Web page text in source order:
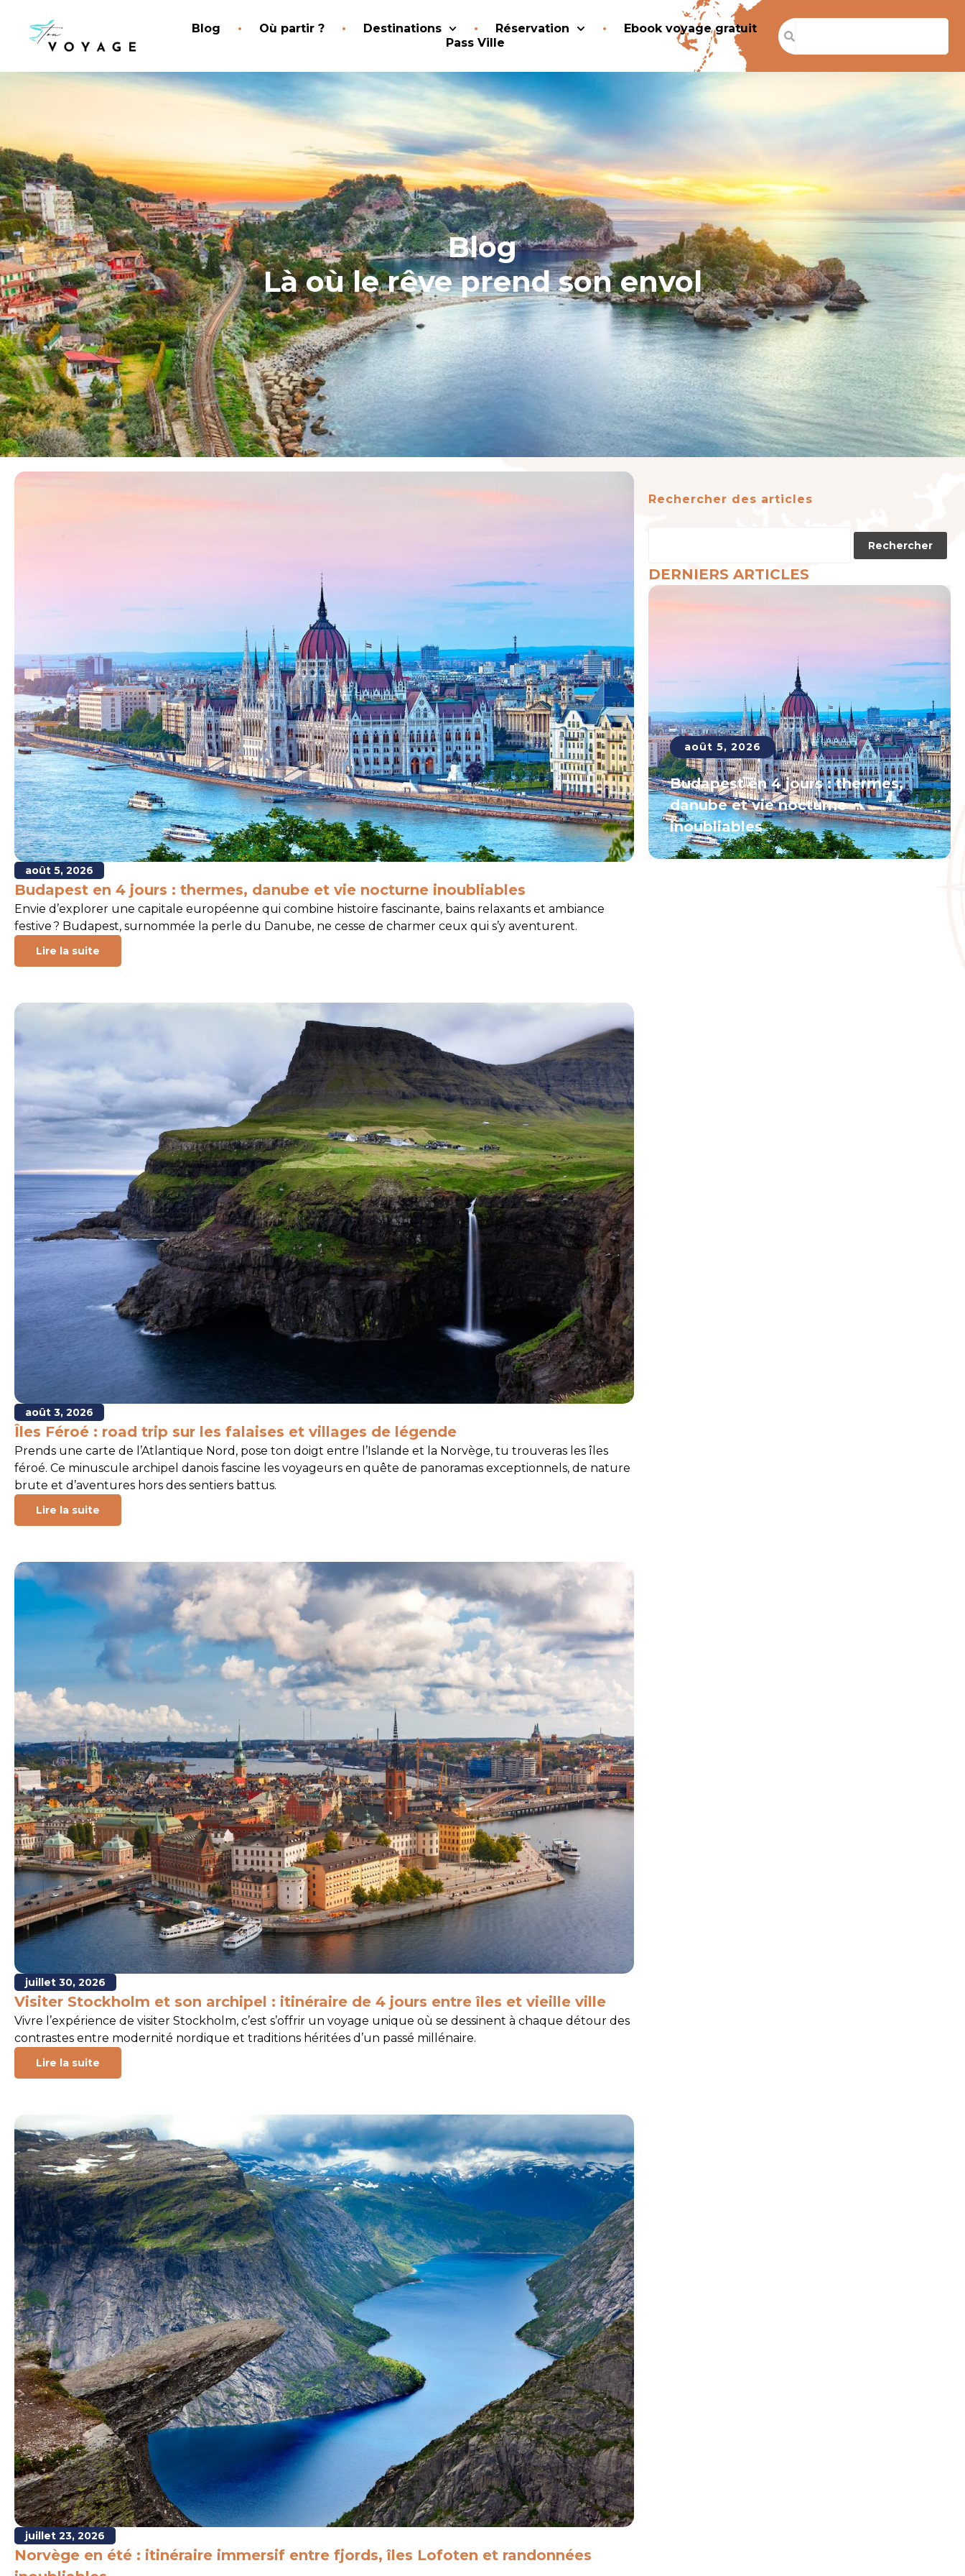
Blog Où partir ? Destinations Réservation
Ebook voyage gratuit
Pass Ville
Blog
Là où le rêve prend son envol
Rechercher des articles
DERNIERS ARTICLES
août 5, 2026
Budapest en 4 jours : thermes,
danube et vie nocturne
inoubliables
août 5, 2026
Budapest en 4 jours : thermes, danube et vie nocturne inoubliables
Envie d’explorer une capitale européenne qui combine histoire fascinante, bains relaxants et ambiance
festive ? Budapest, surnommée la perle du Danube, ne cesse de charmer ceux qui s’y aventurent.
Lire la suite
août 3, 2026
Îles Féroé : road trip sur les falaises et villages de légende
Prends une carte de l’Atlantique Nord, pose ton doigt entre l’Islande et la Norvège, tu trouveras les îles
féroé. Ce minuscule archipel danois fascine les voyageurs en quête de panoramas exceptionnels, de nature
brute et d’aventures hors des sentiers battus.
Lire la suite
juillet 30, 2026
Visiter Stockholm et son archipel : itinéraire de 4 jours entre îles et vieille ville
Vivre l’expérience de visiter Stockholm, c’est s’offrir un voyage unique où se dessinent à chaque détour des
contrastes entre modernité nordique et traditions héritées d’un passé millénaire.
Lire la suite
juillet 23, 2026
Norvège en été : itinéraire immersif entre fjords, îles Lofoten et randonnées